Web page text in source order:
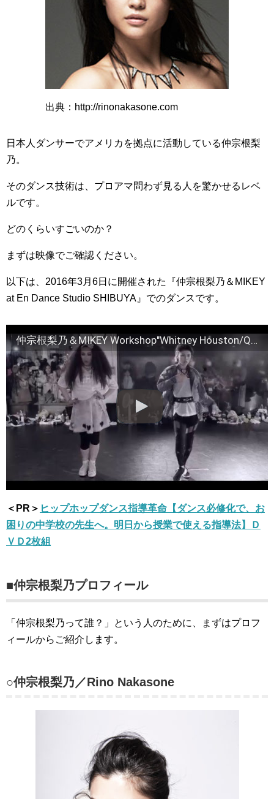
出典：http://rinonakasone.com
日本人ダンサーでアメリカを拠点に活動している仲宗根梨
乃。
そのダンス技術は、プロアマ問わず見る人を驚かせるレベ
ルです。
どのくらいすごいのか？
まずは映像でご確認ください。
以下は、2016年3月6日に開催された『仲宗根梨乃＆MIKEY
at En Dance Studio SHIBUYA』でのダンスです。
仲宗根梨乃＆MIKEY Workshop"Whitney Houston/Queen Of The Night"@En Dance Studio SHIBUYA
＜PR＞ ヒップホップダンス指導革命【ダンス必修化で、お
困りの中学校の先生へ。明日から授業で使える指導法】Ｄ
ＶＤ2枚組
■仲宗根梨乃プロフィール
「仲宗根梨乃って誰？」という人のために、まずはプロフ
ィールからご紹介します。
○仲宗根梨乃／Rino Nakasone